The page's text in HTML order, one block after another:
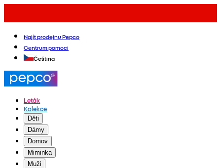
Najít prodejnu Pepco
Centrum pomoci
Čeština
Leták
Kolekce
Děti
Dámy
Domov
Miminka
Muži